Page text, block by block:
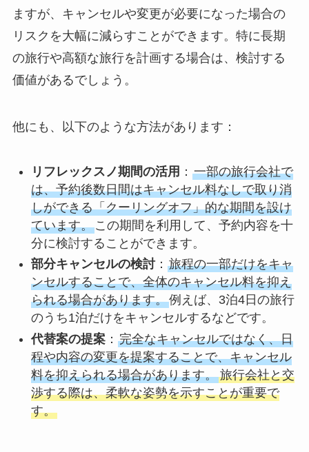
ますが、キャンセルや変更が必要になった場合の
リスクを大幅に減らすことができます。特に長期
の旅行や高額な旅行を計画する場合は、検討する
価値があるでしょう。
他にも、以下のような方法があります：
リフレックスノ期間の活用 ： 一部の旅行会社で
は、予約後数日間はキャンセル料なしで取り消
しができる「クーリングオフ」的な期間を設け
ています。この期間を利用して、予約内容を十
分に検討することができます。
部分キャンセルの検討： 旅程の一部だけをキャ
ンセルすることで、全体のキャンセル料を抑え
られる場合があります。例えば、3泊4日の旅行
のうち1泊だけをキャンセルするなどです。
代替案の提案： 完全なキャンセルではなく、日
程や内容の変更を提案することで、キャンセル
料を抑えられる場合があります。 旅行会社と交
渉する際は、柔軟な姿勢を示すことが重要で
す。